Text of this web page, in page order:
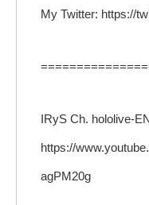
My Twitter: https://
IRyS Ch. hololive-
https://
agPM20g